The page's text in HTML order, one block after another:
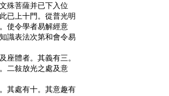
殊菩薩并已下入位
已上十門。從普光明
使令學者易解經意
識表法次第和會令易
座體者。其義有三。
二敍放光之處及意
其處有十。其意趣有